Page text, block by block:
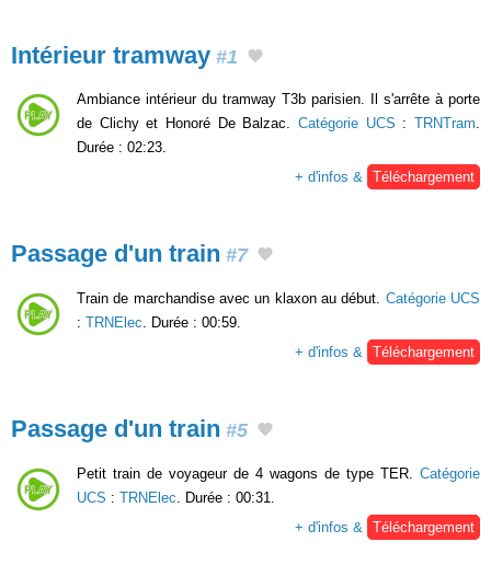
Intérieur tramway #1
Ambiance intérieur du tramway T3b parisien. Il s'arrête à porte
de Clichy et Honoré De Balzac. Catégorie UCS :TRNTram.
Durée : 02:23.
+ d'infos & Téléchargement
Passage d'un train #7
Train de marchandise avec un klaxon au début. Catégorie UCS
: TRNElec. Durée : 00:59.
+ d'infos & Téléchargement
Passage d'un train #5
Petit train de voyageur de 4 wagons de type TER. Catégorie
UCS : TRNElec . Durée : 00:31.
+ d'infos &
Téléchargement